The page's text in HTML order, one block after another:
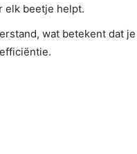
elk beetje helpt.
wat betekent dat je